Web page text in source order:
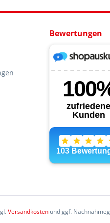
Bewertungen
Versandkostenund ggf.